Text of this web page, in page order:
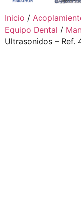
Inicio /
Equipo Dental /
Ultrasonidos – Ref.